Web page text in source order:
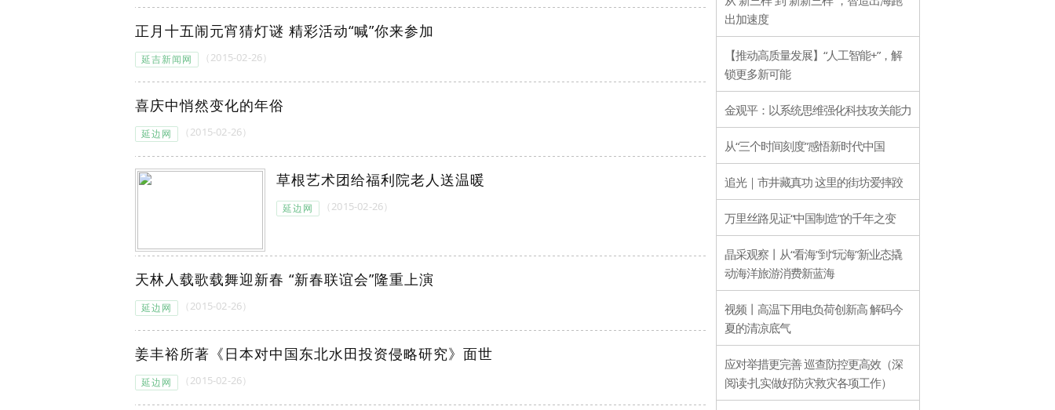
正月十五闹元宵猜灯谜 精彩活动“喊”你来参加
延吉新闻网 （2015-02-26）
喜庆中悄然变化的年俗
延边网 （2015-02-26）
草根艺术团给福利院老人送温暖
延边网 （2015-02-26）
天林人载歌载舞迎新春 “新春联谊会”隆重上演
延边网 （2015-02-26）
姜丰裕所著《日本对中国东北水田投资侵略研究》面世
延边网 （2015-02-26）
出加速度
【推动高质量发展】“人工智能+”，解
锁更多新可能
金观平：以系统思维强化科技攻关能力
从“三个时间刻度”感悟新时代中国
追光｜市井藏真功 这里的街坊爱摔跤
万里丝路见证“中国制造”的千年之变
晶采观察丨从“看海”到“玩海”新业态撬
动海洋旅游消费新蓝海
视频丨高温下用电负荷创新高 解码今
夏的清凉底气
应对举措更完善 巡查防控更高效（深
阅读·扎实做好防灾救灾各项工作）